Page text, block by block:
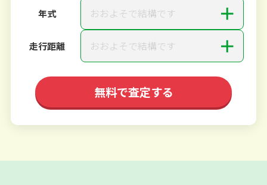
年式 おおよそで結構です ＋
走行距離 おおよそで結構です ＋
無料で査定する